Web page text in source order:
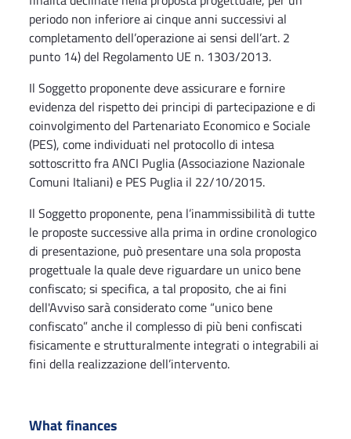
periodo non inferiore ai cinque anni successivi al
completamento dell’operazione ai sensi dell’art. 2
punto 14) del Regolamento UE n. 1303/2013.
Il Soggetto proponente deve assicurare e fornire
evidenza del rispetto dei principi di partecipazione e di
coinvolgimento del Partenariato Economico e Sociale
(PES), come individuati nel protocollo di intesa
sottoscritto fra ANCI Puglia (Associazione Nazionale
Comuni Italiani) e PES Puglia il 22/10/2015.
Il Soggetto proponente, pena l’inammissibilità di tutte
le proposte successive alla prima in ordine cronologico
di presentazione, può presentare una sola proposta
progettuale la quale deve riguardare un unico bene
confiscato; si specifica, a tal proposito, che ai fini
dell'Avviso sarà considerato come “unico bene
confiscato” anche il complesso di più beni confiscati
fisicamente e strutturalmente integrati o integrabili ai
fini della realizzazione dell’intervento.
What finances